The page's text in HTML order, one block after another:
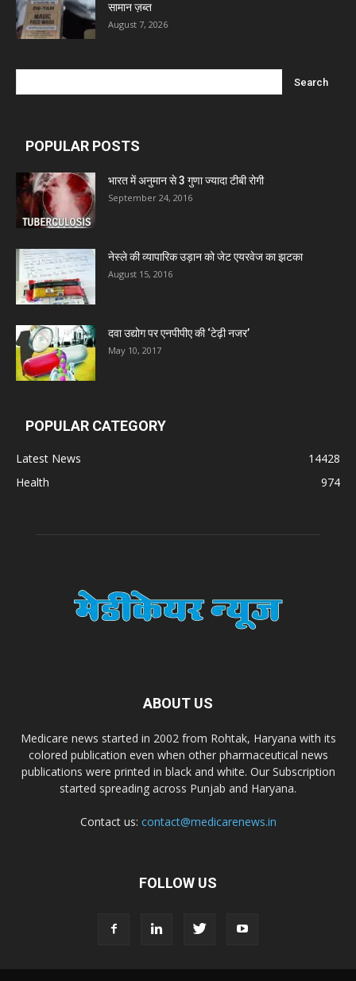
सामान ज़ब्त
August 7, 2026
POPULAR POSTS
भारत में अनुमान से 3 गुणा ज्यादा टीबी रोगी
September 24, 2016
नेस्ले की व्यापारिक उड़ान को जेट एयरवेज का झटका
August 15, 2016
दवा उद्योग पर एनपीपीए की ‘टेढ़ी नजर’
May 10, 2017
POPULAR CATEGORY
Latest News
14428
Health
974
ABOUT US
Medicare news started in 2002 from Rohtak, Haryana with its
colored publication even when other pharmaceutical news
publications were printed in black and white. Our Subscription
started spreading across Punjab and Haryana.
Contact us: contact@medicarenews.in
FOLLOW US